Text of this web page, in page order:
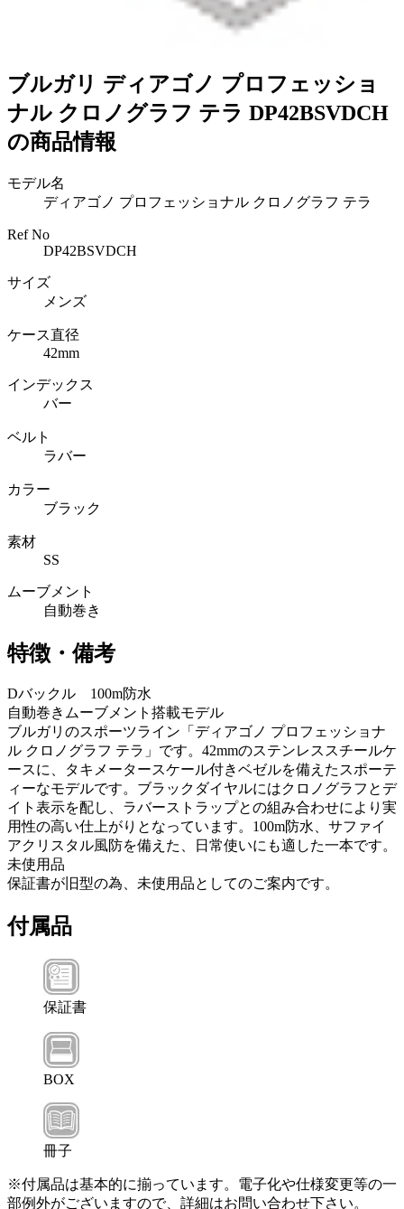
ブルガリ ディアゴノ プロフェッショ
ナル クロノグラフ テラ DP42BSVDCH
の商品情報
モデル名
ディアゴノ プロフェッショナル クロノグラフ テラ
Ref No
DP42BSVDCH
サイズ
メンズ
ケース直径
42mm
インデックス
バー
ベルト
ラバー
カラー
ブラック
素材
SS
ムーブメント
自動巻き
特徴・備考
Dバックル 100m防水
自動巻きムーブメント搭載モデル
ブルガリのスポーツライン「ディアゴノ プロフェッショナ
ル クロノグラフ テラ」です。42mmのステンレススチールケ
ースに、タキメータースケール付きベゼルを備えたスポーテ
ィーなモデルです。ブラックダイヤルにはクロノグラフとデ
イト表示を配し、ラバーストラップとの組み合わせにより実
用性の高い仕上がりとなっています。100m防水、サファイ
アクリスタル風防を備えた、日常使いにも適した一本です。
未使用品
保証書が旧型の為、未使用品としてのご案内です。
付属品
保証書
BOX
冊子
※付属品は基本的に揃っています。電子化や仕様変更等の一
部例外がございますので、詳細はお問い合わせ下さい。